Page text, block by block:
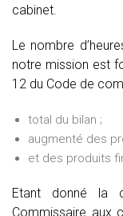
cabinet.
Le nombre
notre mission est
12 du Code de
total du bilan ;
augmenté des
et des produits
Etant donné la
Commissaire aux